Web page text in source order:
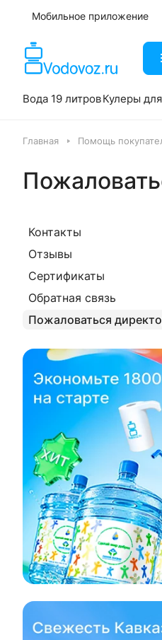
Мобильное приложение
Вода 19 литровКулеры
Главная Помощь
Контакты
Отзывы
Сертификаты
Обратная связь
Пожаловаться